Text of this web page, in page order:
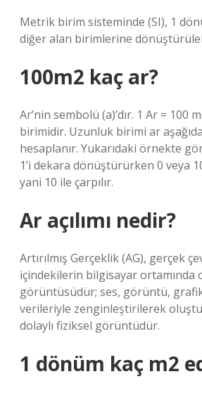
Metrik birim sisteminde (SI), 1
diğer alan birimlerine
100m2 kaç ar?
Ar’nin sembolü (a)’dır. 1 Ar = 100
birimidir. Uzunluk birimi ar
hesaplanır. Yukarıdaki örnekte
1’i dekara dönüştürürken 0 veya
yani 10 ile çarpılır.
Ar açılımı nedir?
Artırılmış Gerçeklik (AG), gerçek
içindekilerin bilgisayar ortamında
görüntüsüdür; ses, görüntü, grafik
verileriyle zenginleştirilerek
dolaylı fiziksel görüntüdür.
1 dönüm kaç m2